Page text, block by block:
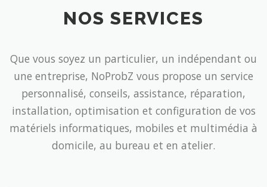
NOS SERVICES
Que vous soyez un particulier, un indépendant ou
une entreprise, NoProbZ vous propose un service
personnalisé, conseils, assistance, réparation,
installation, optimisation et configuration de vos
matériels informatiques, mobiles et multimédia à
domicile, au bureau et en atelier.